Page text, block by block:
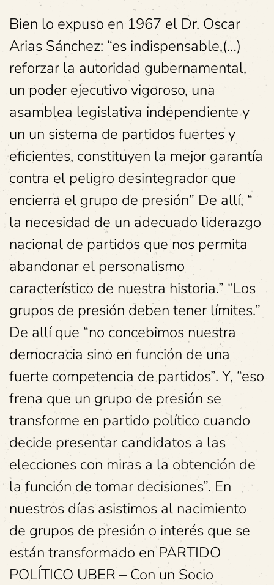
Bien lo expuso en 1967 el Dr. Oscar
Arias Sánchez: “es indispensable,(…)
reforzar la autoridad gubernamental,
un poder ejecutivo vigoroso, una
asamblea legislativa independiente y
un un sistema de partidos fuertes y
eficientes, constituyen la mejor garantía
contra el peligro desintegrador que
encierra el grupo de presión” De allí, “
la necesidad de un adecuado liderazgo
nacional de partidos que nos permita
abandonar el personalismo
característico de nuestra historia.” “Los
grupos de presión deben tener límites.”
De allí que “no concebimos nuestra
democracia sino en función de una
fuerte competencia de partidos”. Y, “eso
frena que un grupo de presión se
transforme en partido político cuando
decide presentar candidatos a las
elecciones con miras a la obtención de
la función de tomar decisiones”. En
nuestros días asistimos al nacimiento
de grupos de presión o interés que se
están transformado en PARTIDO
POLÍTICO UBER – Con un Socio